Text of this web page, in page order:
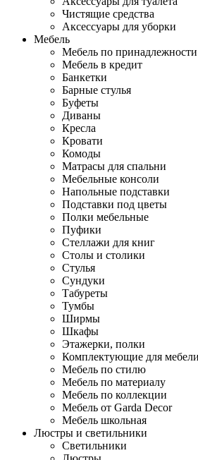
Чистящие средства
Аксессуары для уборки
Мебель
Мебель по
Мебель в кредит
Банкетки
Барные стулья
Буфеты
Диваны
Кресла
Кровати
Комоды
Матрасы для спальни
Мебельные консоли
Напольные подставки
Подставки под цветы
Полки мебельные
Пуфики
Стеллажи для книг
Столы и столики
Стулья
Сундуки
Табуреты
Тумбы
Ширмы
Шкафы
Этажерки, полки
Комплектующие для мебели
Мебель по стилю
Мебель по материалу
Мебель по коллекции
Мебель от Garda Decor
Мебель школьная
Люстры и светильники
Светильники